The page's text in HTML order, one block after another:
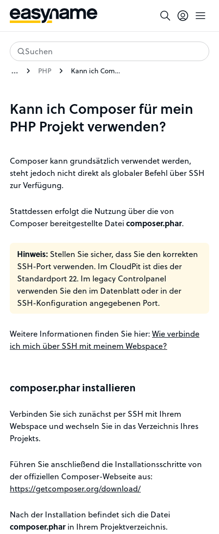
Suchen
PHP Kann ich Composer für mein PHP Projekt verwenden?
Kann ich Composer für mein
PHP Projekt verwenden?
Composer kann grundsätzlich verwendet werden,
steht jedoch nicht direkt als globaler Befehl über SSH
zur Verfügung.
Stattdessen erfolgt die Nutzung über die von
Composer bereitgestellte Datei composer.phar.
Hinweis: Stellen Sie sicher, dass Sie den korrekten
SSH-Port verwenden. Im CloudPit ist dies der
Standardport 22. Im legacy Controlpanel
verwenden Sie den im Datenblatt oder in der
SSH-Konfiguration angegebenen Port.
Weitere Informationen finden Sie hier: Wie verbinde
ich mich über SSH mit meinem Webspace?
composer.phar installieren
Verbinden Sie sich zunächst per SSH mit Ihrem
Webspace und wechseln Sie in das Verzeichnis Ihres
Projekts.
Führen Sie anschließend die Installationsschritte von
der offiziellen Composer-Webseite aus:
https://getcomposer.org/download/
Nach der Installation befindet sich die Datei
composer.pharin Ihrem Projektverzeichnis.